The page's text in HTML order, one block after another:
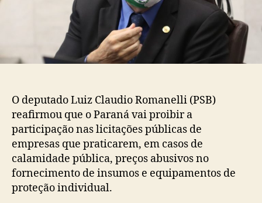
O deputado Luiz Claudio Romanelli (PSB)
reafirmou que o Paraná vai proibir a
participação nas licitações públicas de
empresas que praticarem, em casos de
calamidade pública, preços abusivos no
fornecimento de insumos e equipamentos de
proteção individual.